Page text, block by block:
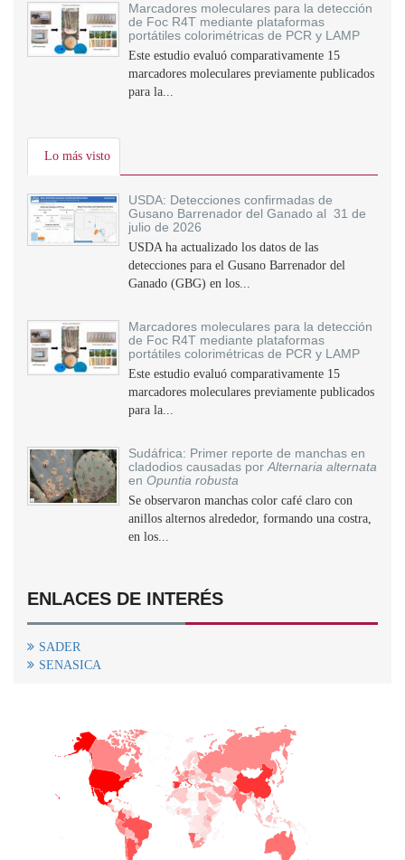
Marcadores moleculares para la detección
de Foc R4T mediante plataformas
portátiles colorimétricas de PCR y LAMP
Este estudio evaluó comparativamente 15
marcadores moleculares previamente publicados
para la...
Lo más visto
USDA: Detecciones confirmadas de
Gusano Barrenador del Ganado al 31 de
julio de 2026
USDA ha actualizado los datos de las
detecciones para el Gusano Barrenador del
Ganado (GBG) en los...
Marcadores moleculares para la detección
de Foc R4T mediante plataformas
portátiles colorimétricas de PCR y LAMP
Este estudio evaluó comparativamente 15
marcadores moleculares previamente publicados
para la...
Sudáfrica: Primer reporte de manchas en
cladodios causadas por Alternaria alternata
en Opuntia robusta
Se observaron manchas color café claro con
anillos alternos alrededor, formando una costra,
en los...
ENLACES DE INTERÉS
SADER
SENASICA